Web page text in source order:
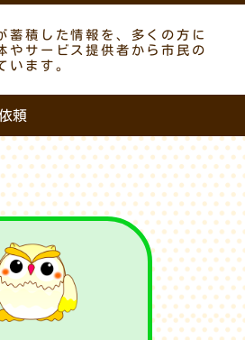
蓄積した情報を、多くの方に
やサービス提供者から市民の
います。
頼